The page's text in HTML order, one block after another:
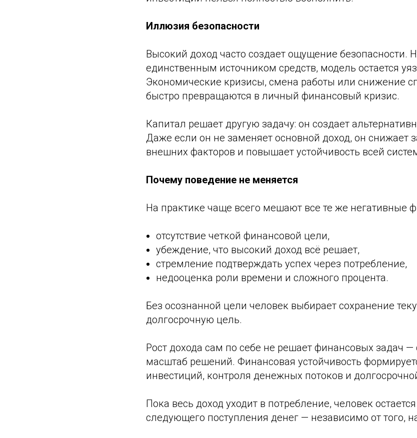
Иллюзия безопасности
Высокий доход часто создает ощущение безопасности.
единственным источником средств, модель остается
Экономические кризисы, смена работы или снижение
быстро превращаются в личный финансовый кризис.
Капитал решает другую задачу: он создает
Даже если он не заменяет основной доход, он снижает
внешних факторов и повышает устойчивость всей
Почему поведение не меняется
На практике чаще всего мешают все те же негативные
отсутствие четкой финансовой цели,
убеждение, что высокий доход всё решает,
стремление подтверждать успех через потребление,
недооценка роли времени и сложного процента.
Без осознанной цели человек выбирает сохранение
долгосрочную цель.
Рост дохода сам по себе не решает финансовых задач
масштаб решений. Финансовая устойчивость
инвестиций, контроля денежных потоков и
Пока весь доход уходит в потребление, человек
следующего поступления денег — независимо от того,